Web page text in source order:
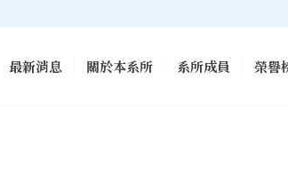
最新消息 關於本系所 系所成員 榮譽